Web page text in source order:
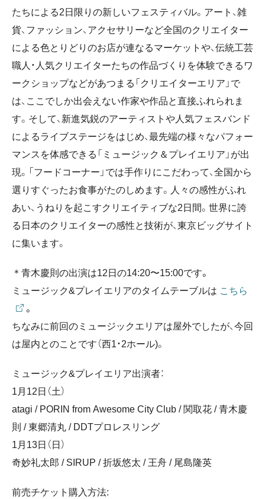
たちによる2日限りの新しいフェスティバル。アート、雑
貨、ファッション、アクセサリーなど全国のクリエイター
による色とりどりのお店が連なるマーケットや、伝統工芸
職人・人気クリエイターたちの作品づくりを体験できるワ
ークショップなどがあつまる「クリエイターエリア」で
は、ここでしか出会えない作家や作品と直接ふれられま
す。そして、新進気鋭のアーティストや人気フェスバンド
によるライブステージをはじめ、最先端の様々なパフォー
マンスを体感できる「ミュージック＆プレイエリア」が出
現。「フードコーナー」では手作りにこだわって、全国から
選りすぐったお食事がたのしめます。人々の感性がふれ
あい、うねりを起こすクリエイティブな2日間。世界に誇
る日本のクリエイターの感性と技術が、東京ビッグサイト
に集います。
＊青木慶則の出演は12日の14:20〜15:00です。
ミュージック&プレイエリアのタイムテーブルは こちら
。
ちなみに前回のミュージックエリアは屋外でしたが、今回
は屋内とのことです（西1・2ホール)。
ミュージック&プレイエリア出演者：
1月12日（土）
atagi / PORIN from Awesome City Club / 関取花 / 青木慶
則 / 東郷清丸 / DDTプロレスリング
1月13日（日）
奇妙礼太郎 / SIRUP / 折坂悠太 / 王舟 / 尾島隆英
前売チケット購入方法: